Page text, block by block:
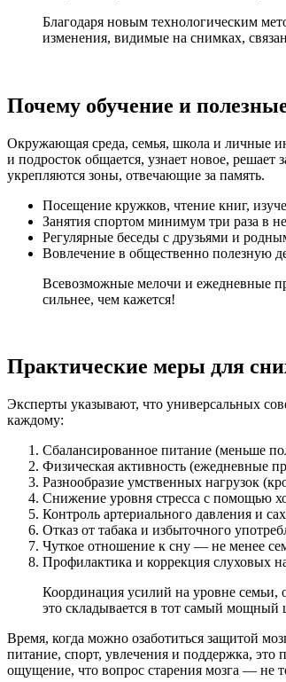
Благодаря новым технологическим
изменения, видимые на снимках,
Почему обучение и
Окружающая среда, семья, школа и личные
и подросток общается, узнает новое,
укрепляются зоны, отвечающие за память.
Посещение кружков, чтение книг,
Занятия спортом минимум три раза в
Регулярные беседы с друзьями и
Вовлечение в общественно полезную
Всевозможные мелочи и ежедневные
сильнее, чем кажется!
Практические меры для
Эксперты указывают, что универсальных
каждому:
Сбалансированное питание (меньше
Физическая активность (ежедневные
Разнообразие умственных нагрузок
Снижение уровня стресса с помощью
Контроль артериального давления и
Отказ от табака и избыточного
Чуткое отношение к сну — не менее
Профилактика и коррекция слуховых
Координация усилий на уровне семьи,
это складывается в тот самый мощный
Время, когда можно озаботиться защитой
питание, спорт, увлечения и поддержка,
ощущение, что вопрос старения мозга — не